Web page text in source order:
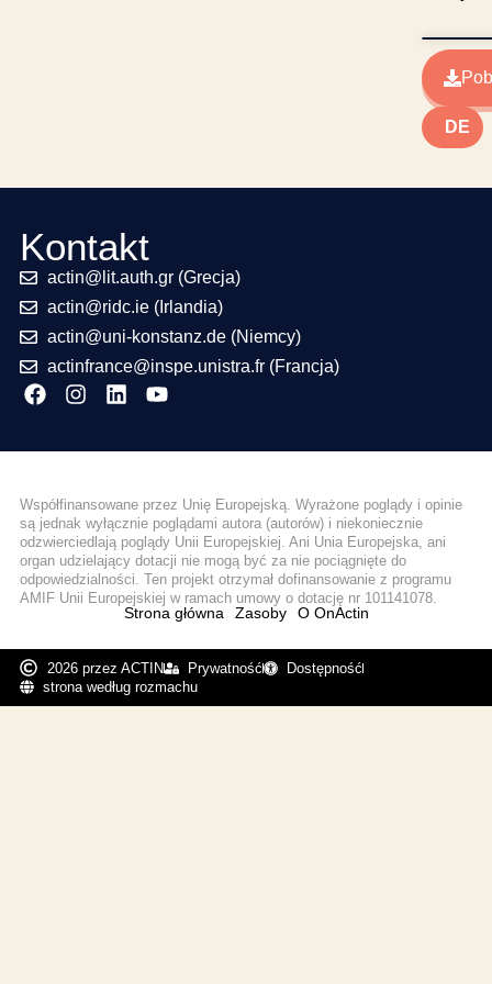
EL
PL
FR
DE
Kontakt
actin@lit.auth.gr (Grecja)
actin@ridc.ie (Irlandia)
actin@uni-konstanz.de (Niemcy)
actinfrance@inspe.unistra.fr (Francja)
Współfinansowane przez Unię Europejską. Wyrażone poglądy i opinie
są jednak wyłącznie poglądami autora (autorów) i niekoniecznie
odzwierciedlają poglądy Unii Europejskiej. Ani Unia Europejska, ani
organ udzielający dotacji nie mogą być za nie pociągnięte do
odpowiedzialności. Ten projekt otrzymał dofinansowanie z programu
AMIF Unii Europejskiej w ramach umowy o dotację nr 101141078.
Strona główna Zasoby O OnActin
2026 przez ACTIN Prywatność
Dostępność
strona według rozmachu